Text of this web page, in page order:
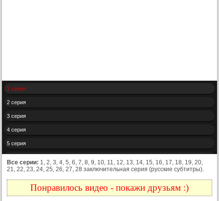
1 серия
2 серия
3 серия
4 серия
5 серия
7 серия
8 серия
Все серии: 1, 2, 3, 4, 5, 6, 7, 8, 9, 10, 11, 12, 13, 14, 15, 16, 17, 18, 19, 20,
21, 22, 23, 24, 25, 26, 27, 28 заключительная серия (русские субтитры).
Понравилось видео - покажи друзьям :)